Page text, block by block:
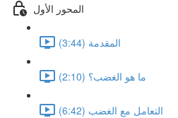
المحور الأول
المقدمة (3:44)
ما هو الغضب؟ (2:10)
التعامل مع الغضب (6:42)